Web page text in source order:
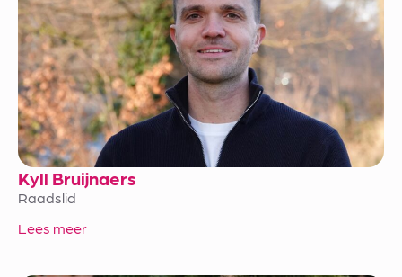
Kyll Bruijnaers
Raadslid
Lees meer